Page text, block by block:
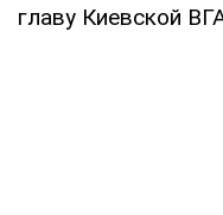
главу Киевской